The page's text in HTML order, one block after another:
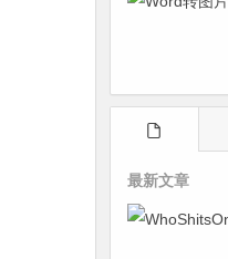
最新文章